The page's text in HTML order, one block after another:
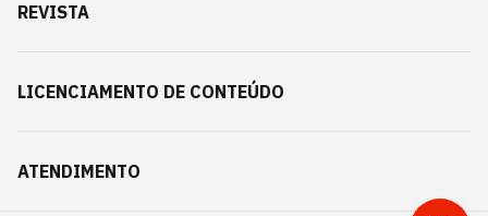
REVISTA
LICENCIAMENTO DE CONTEÚDO
ATENDIMENTO